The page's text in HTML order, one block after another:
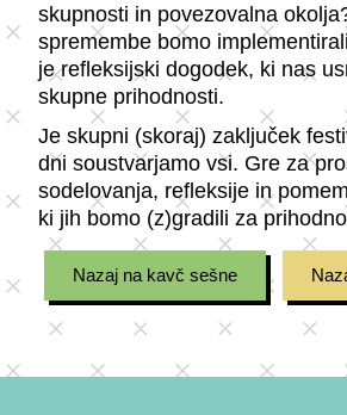
skupnosti in povezovalna
spremembe bomo
je refleksijski dogodek, ki nas
skupne prihodnosti.
Je skupni (skoraj) zaključek
dni soustvarjamo vsi. Gre za
sodelovanja, refleksije in
ki jih bomo (z)gradili za
Nazaj na kavč sešne